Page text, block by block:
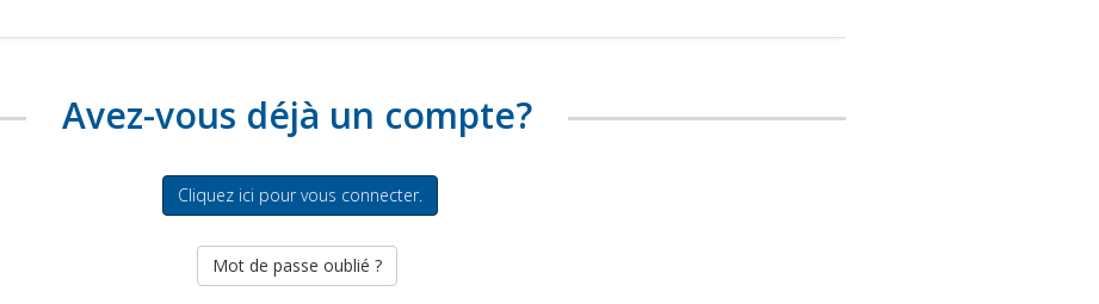
Avez-vous déjà un compte?
Cliquez ici pour vous connecter.
Mot de passe oublié ?